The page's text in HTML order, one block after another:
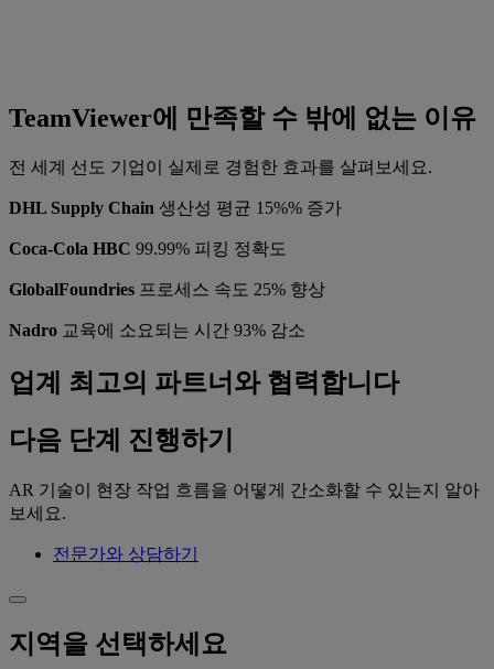
TeamViewer에 만족할 수 밖에 없는 이유
전 세계 선도 기업이 실제로 경험한 효과를 살펴보세요.
DHL Supply Chain 생산성 평균 15%% 증가
Coca-Cola HBC 99.99% 피킹 정확도
GlobalFoundries 프로세스 속도 25% 향상
Nadro 교육에 소요되는 시간 93% 감소
업계 최고의 파트너와 협력합니다
다음 단계 진행하기
AR 기술이 현장 작업 흐름을 어떻게 간소화할 수 있는지 알아
보세요.
전문가와 상담하기
지역을 선택하세요